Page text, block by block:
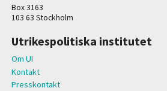
Box 3163
103 63 Stockholm
Utrikespolitiska institutet
Om UI
Kontakt
Presskontakt